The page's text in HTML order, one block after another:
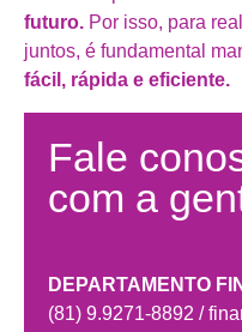
futuro. Por isso, para
juntos, é fundamental
fácil, rápida e eficiente.
Fale
com a
DEPARTAMENTO
(81) 9.9271-8892 /